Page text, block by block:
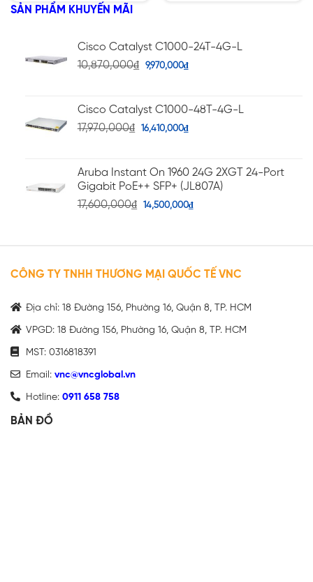
3.145
SẢN PHẨM KHUYẾN MÃI
Cisco Catalyst C1000-24T-4G-L
10,870,000₫ 9,970,000₫
Cisco Catalyst C1000-48T-4G-L
17,970,000₫ 16,410,000₫
Aruba Instant On 1960 24G 2XGT 24-Port
Gigabit PoE++ SFP+ (JL807A)
17,600,000₫ 14,500,000₫
CÔNG TY TNHH THƯƠNG MẠI QUỐC TẾ VNC
Địa chỉ: 18 Đường 156, Phường 16, Quận 8, TP. HCM
VPGD: 18 Đường 156, Phường 16, Quận 8, TP. HCM
MST: 0316818391
Email: vnc@vncglobal.vn
Hotline: 0911 658 758
BẢN ĐỒ